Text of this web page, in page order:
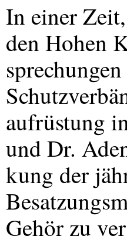
In einer
den Hohen
aufrüstung
und Dr.
kung der
Gehör zu